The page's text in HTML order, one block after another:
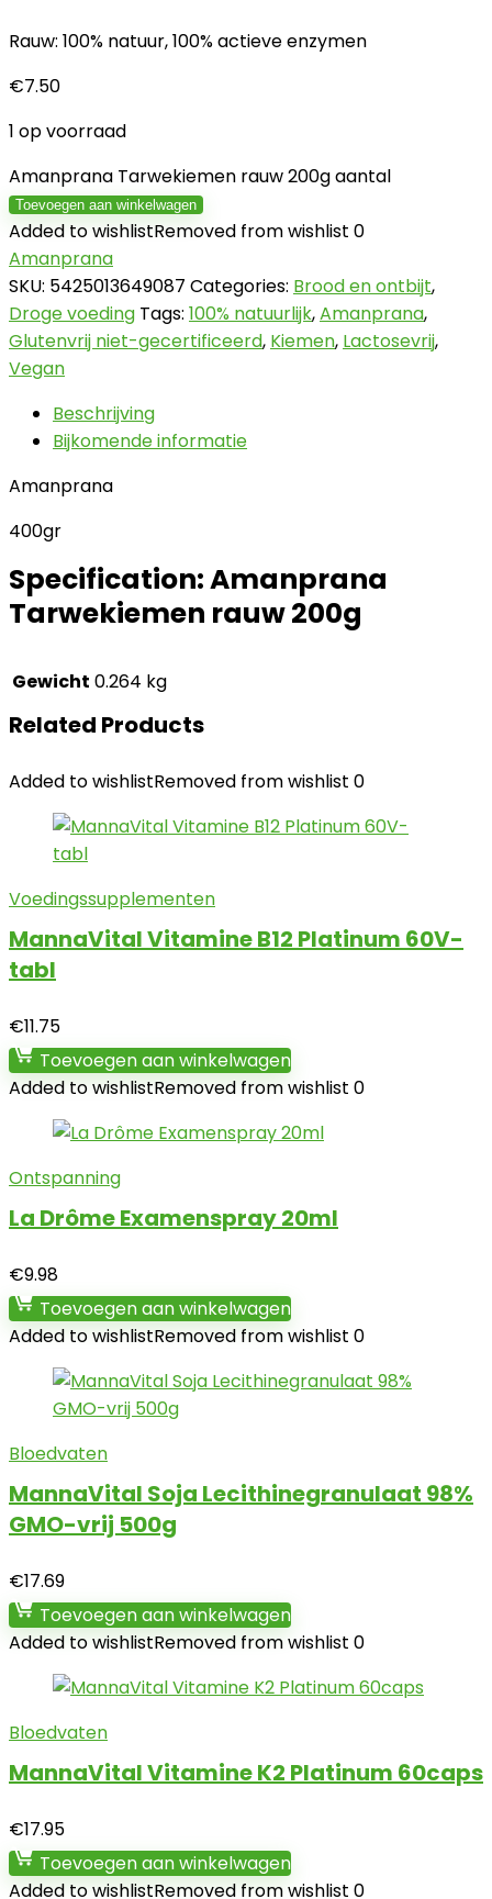
Rauw: 100% natuur, 100% actieve enzymen
€7.50
1 op voorraad
Amanprana Tarwekiemen rauw 200g aantal
Toevoegen aan winkelwagen
Added to wishlistRemoved from wishlist 0
Amanprana
SKU: 5425013649087 Categories: Brood en ontbijt,
Droge voeding Tags: 100% natuurlijk,Amanprana,
Glutenvrij niet-gecertificeerd, Kiemen, Lactosevrij,
Vegan
Beschrijving
Bijkomende informatie
Amanprana
400gr
Specification:Amanprana
Tarwekiemen rauw 200g
Gewicht 0.264 kg
Related Products
Added to wishlistRemoved from wishlist 0
Voedingssupplementen
MannaVital Vitamine B12 Platinum 60V-
tabl
€11.75
Toevoegen aan winkelwagen
Added to wishlistRemoved from wishlist 0
Ontspanning
La Drôme Examenspray 20ml
€9.98
Toevoegen aan winkelwagen
Added to wishlistRemoved from wishlist 0
Bloedvaten
MannaVital Soja Lecithinegranulaat 98%
GMO-vrij 500g
€17.69
Toevoegen aan winkelwagen
Added to wishlistRemoved from wishlist 0
Bloedvaten
MannaVital Vitamine K2 Platinum 60caps
€17.95
Toevoegen aan winkelwagen
Added to wishlistRemoved from wishlist 0